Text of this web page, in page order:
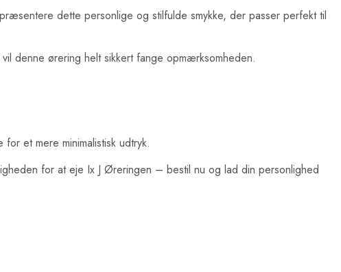
dette personlige og stilfulde smykke, der passer perfekt til
denne ørering helt sikkert fange opmærksomheden.
et mere minimalistisk udtryk.
for at eje Ix J Øreringen – bestil nu og lad din personlighed